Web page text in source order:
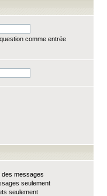
comme entrée
des messages
seulement
seulement